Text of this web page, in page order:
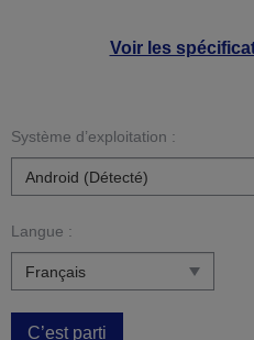
Voir les
Système d’exploitation :
Langue :
C’est parti